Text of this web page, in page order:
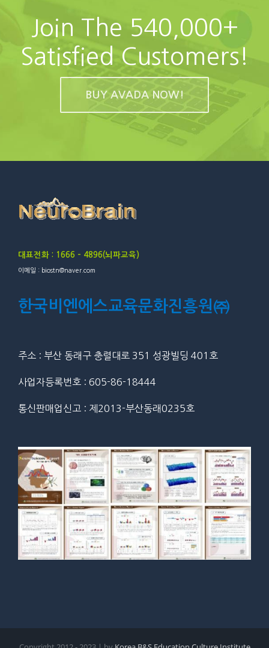
Join The 540,000+
Satisfied Customers!
BUY AVADA NOW!
대표전화 : 1666 – 4896(뇌파교육)
이메일 : biostn@naver.com
한국비엔에스교육문화진흥원㈜
주소 : 부산 동래구 충렬대로 351 성광빌딩 401호
사업자등록번호 : 605-86-18444
통신판매업신고 : 제2013-부산동래0235호